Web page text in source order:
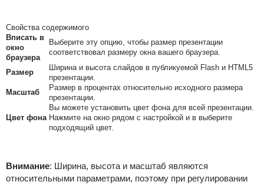
Свойства содержимого
Вписать в
окно
браузера
Выберите эту опцию, чтобы размер презентации
соответствовал размеру окна вашего браузера.
Размер
Ширина и высота слайдов в публикуемой Flash и HTML5
презентации.
Масштаб
Размер в процентах относительно исходного размера
презентации.
Цвет фона
Вы можете установить цвет фона для всей презентации.
Нажмите на окно рядом с настройкой и в выберите
подходящий цвет.
Внимание: Ширина, высота и масштаб являются
относительными параметрами, поэтому при регулировании